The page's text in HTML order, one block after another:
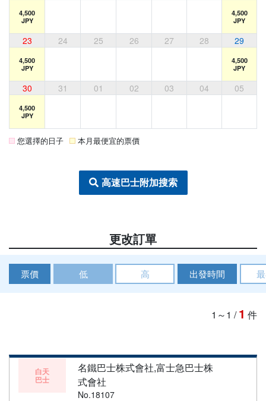
4,500
JPY
4,500
JPY
23 24 25 26 27 28 29
4,500
JPY
4,500
JPY
30 31 01 02 03 04 05
4,500
JPY
您選擇的日子 本月最便宜的票價
高速巴士附加搜索
更改訂單
票價 低 高 出發時間
1～1 /1 件
白天
巴士
名鐵巴士株式會社,富士急巴士株
式會社
No.18107